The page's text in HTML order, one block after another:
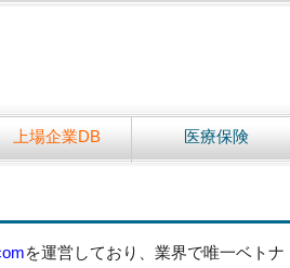
上場企業DB 医療保険
を運営しており、業界で唯一ベトナ